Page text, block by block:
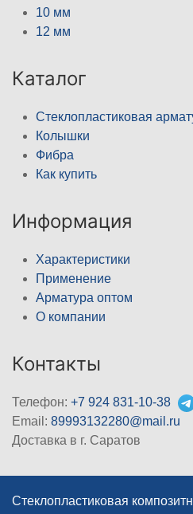
10 мм
12 мм
Каталог
Стеклопластиковая
Колышки
Фибра
Как купить
Информация
Характеристики
Применение
Арматура оптом
О компании
Контакты
Телефон: +7 924 831-10-38
Email: 89993132280@mail.ru
Доставка в г. Саратов
Стеклопластиковая